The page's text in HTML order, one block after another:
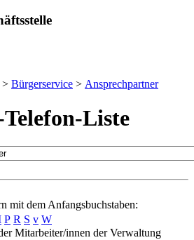
> Bürgerservice > Ansprechpartner
Liste
mit dem Anfangsbuchstaben:
P R S v W
Mitarbeiter/innen der Verwaltung